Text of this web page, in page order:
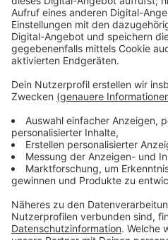
Anzeige
Weitere Infos und Links
Anzeige
Die Meldung der Stadt
Ansprechpartnern
Baustellen auf der
ein Thema
Anzeige